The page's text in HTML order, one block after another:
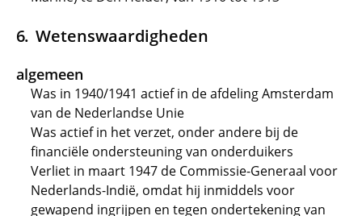
Wetenswaardigheden
algemeen
Was in 1940/1941 actief in de afdeling Amsterdam
van de Nederlandse Unie
Was actief in het verzet, onder andere bij de
financiële ondersteuning van onderduikers
Verliet in maart 1947 de Commissie-Generaal voor
Nederlands-Indië, omdat hij inmiddels voor
gewapend ingrijpen en tegen ondertekening van